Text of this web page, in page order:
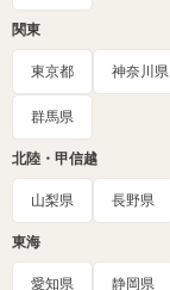
関東
東京都 神奈川県
群馬県
北陸・甲信越
山梨県 長野県
東海
愛知県 静岡県